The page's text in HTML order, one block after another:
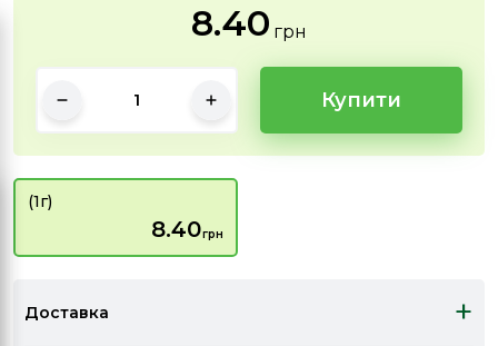
8.40 грн
Купити
(1г)
8.40грн
Доставка +